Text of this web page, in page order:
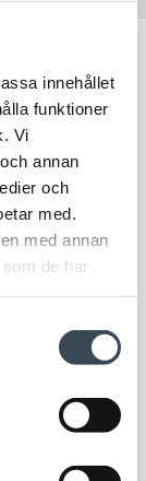
innehållet
funktioner
Vi
annan
och
med.
med annan
de har
mer
se